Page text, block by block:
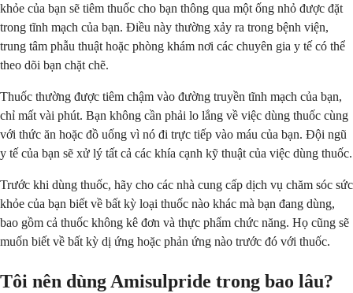
khỏe của bạn sẽ tiêm thuốc cho bạn thông qua một ống nhỏ được đặt
trong tĩnh mạch của bạn. Điều này thường xảy ra trong bệnh viện,
trung tâm phẫu thuật hoặc phòng khám nơi các chuyên gia y tế có thể
theo dõi bạn chặt chẽ.
Thuốc thường được tiêm chậm vào đường truyền tĩnh mạch của bạn,
chỉ mất vài phút. Bạn không cần phải lo lắng về việc dùng thuốc cùng
với thức ăn hoặc đồ uống vì nó đi trực tiếp vào máu của bạn. Đội ngũ
y tế của bạn sẽ xử lý tất cả các khía cạnh kỹ thuật của việc dùng thuốc.
Trước khi dùng thuốc, hãy cho các nhà cung cấp dịch vụ chăm sóc sức
khỏe của bạn biết về bất kỳ loại thuốc nào khác mà bạn đang dùng,
bao gồm cả thuốc không kê đơn và thực phẩm chức năng. Họ cũng sẽ
muốn biết về bất kỳ dị ứng hoặc phản ứng nào trước đó với thuốc.
Tôi nên dùng Amisulpride trong bao lâu?